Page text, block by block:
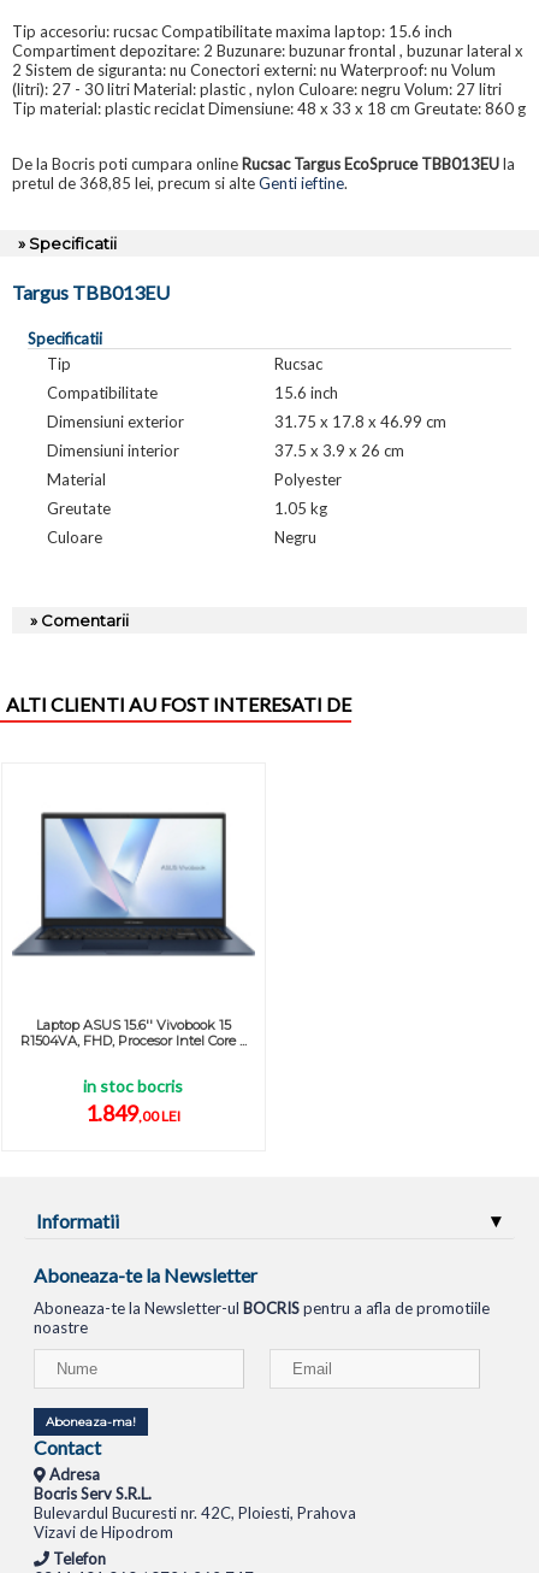
Tip accesoriu: rucsac Compatibilitate maxima laptop: 15.6 inch
Compartiment depozitare: 2 Buzunare: buzunar frontal , buzunar lateral x
2 Sistem de siguranta: nu Conectori externi: nu Waterproof: nu Volum
(litri): 27 - 30 litri Material: plastic , nylon Culoare: negru Volum: 27 litri
Tip material: plastic reciclat Dimensiune: 48 x 33 x 18 cm Greutate: 860 g
De la Bocris poti cumpara onlineRucsac Targus EcoSpruce TBB013EUla
pretul de 368,85 lei, precum si alteGenti ieftine.
» Specificatii
Targus TBB013EU
Specificatii
Tip
Rucsac
Compatibilitate
15.6 inch
Dimensiuni exterior
31.75 x 17.8 x 46.99 cm
Dimensiuni interior
37.5 x 3.9 x 26 cm
Material
Polyester
Greutate
1.05 kg
Culoare
Negru
» Comentarii
ALTI CLIENTI AU FOST INTERESATI DE
Laptop ASUS 15.6'' Vivobook 15
R1504VA, FHD, Procesor Intel Core ...
in stoc bocris
1.849,00 LEI
Informatii
Aboneaza-te la Newsletter
Aboneaza-te la Newsletter-ul BOCRISpentru a afla de promotiile
noastre
Aboneaza-ma!
Contact
Adresa
Bocris Serv S.R.L.
Bulevardul Bucuresti nr. 42C, Ploiesti, Prahova
Vizavi de Hipodrom
Telefon